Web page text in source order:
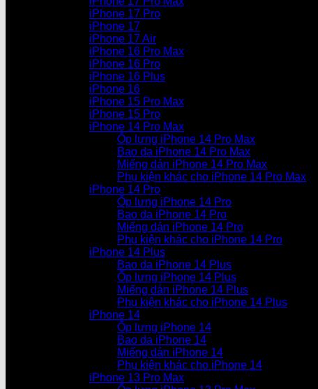
iPhone 17 Pro
iPhone 17
iPhone 17 Air
iPhone 16 Pro Max
iPhone 16 Pro
iPhone 16 Plus
iPhone 16
iPhone 15 Pro Max
iPhone 15 Pro
iPhone 14 Pro Max
Ốp lưng iPhone 14 Pro Max
Bao da iPhone 14 Pro Max
Miếng dán iPhone 14 Pro Max
Phụ kiện khác cho iPhone 14 Pro Max
iPhone 14 Pro
Ốp lưng iPhone 14 Pro
Bao da iPhone 14 Pro
Miếng dán iPhone 14 Pro
Phụ kiện khác cho iPhone 14 Pro
iPhone 14 Plus
Bao da iPhone 14 Plus
Ốp lưng iPhone 14 Plus
Miếng dán iPhone 14 Plus
Phụ kiện khác cho iPhone 14 Plus
iPhone 14
Ốp lưng iPhone 14
Bao da iPhone 14
Miếng dán iPhone 14
Phụ kiện khác cho iPhone 14
iPhone 13 Pro Max